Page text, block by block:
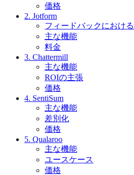
価格
2. Jotform
フィードバックにおけ
主な機能
料金
3. Chattermill
主な機能
ROIの主張
価格
4. SentiSum
主な機能
差別化
価格
5. Qualaroo
主な機能
ユースケース
価格